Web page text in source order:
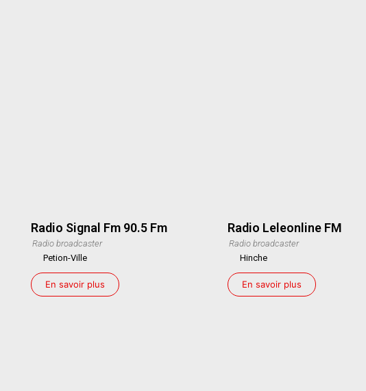
Radio Signal Fm 90.5 Fm
Radio broadcaster
Petion-Ville
En savoir plus
Radio Leleonline FM
Radio broadcaster
Hinche
En savoir plus